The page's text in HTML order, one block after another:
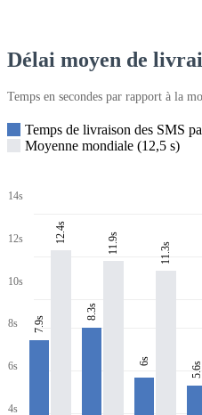
Délai moyen de
Temps en secondes par rapport à la
Temps de livraison des SMS
Moyenne mondiale (12,5 s)
14s
12s
10s
8s
6s
4s
7.9s
12.4s
8.3s
11.9s
6s
11.3s
5.6s